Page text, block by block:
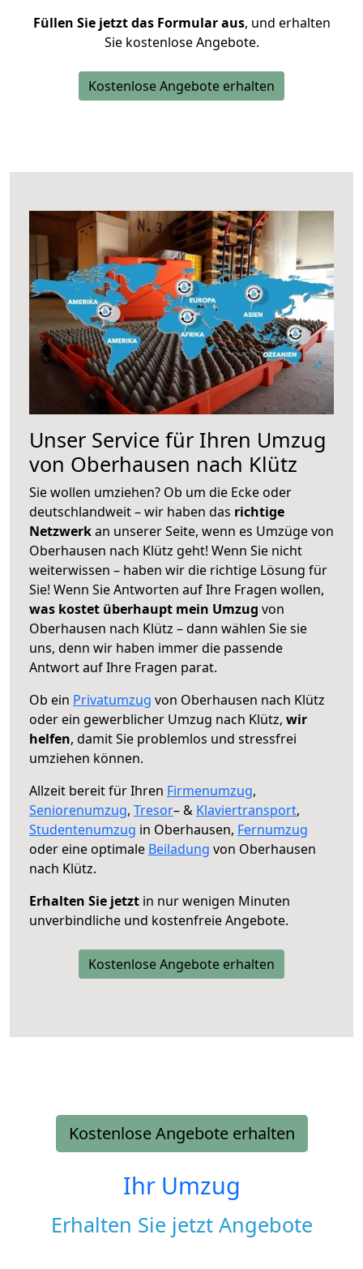
Füllen Sie jetzt das Formular aus, und erhalten
Sie kostenlose Angebote.
Kostenlose Angebote erhalten
Unser Service für Ihren Umzug
von Oberhausen nach Klütz
Sie wollen umziehen? Ob um die Ecke oder
deutschlandweit – wir haben das richtige
Netzwerkan unserer Seite, wenn es Umzüge von
Oberhausen nach Klütz geht! Wenn Sie nicht
weiterwissen – haben wir die richtige Lösung für
Sie! Wenn Sie Antworten auf Ihre Fragen wollen,
was kostet überhaupt mein Umzug von
Oberhausen nach Klütz – dann wählen Sie sie
uns, denn wir haben immer die passende
Antwort auf Ihre Fragen parat.
Ob ein Privatumzug von Oberhausen nach Klütz
oder ein gewerblicher Umzug nach Klütz, wir
helfen, damit Sie problemlos und stressfrei
umziehen können.
Allzeit bereit für Ihren Firmenumzug,
Seniorenumzug, Tresor– & Klaviertransport,
Studentenumzug in Oberhausen, Fernumzug
oder eine optimale Beiladung von Oberhausen
nach Klütz.
Erhalten Sie jetzt in nur wenigen Minuten
unverbindliche und kostenfreie Angebote.
Kostenlose Angebote erhalten
Kostenlose Angebote erhalten
Ihr Umzug
Erhalten Sie jetzt Angebote